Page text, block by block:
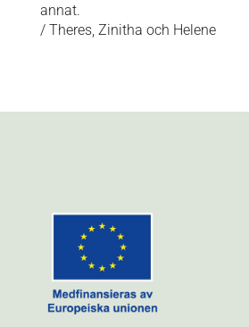
annat.
/ Theres, Zinitha och Helene